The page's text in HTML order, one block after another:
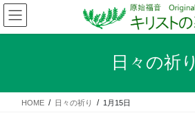
コ
ン
テ
ス
ナ
ビ
ゲ
ン
日々の祈り
HOME 日々の祈り 1月15日